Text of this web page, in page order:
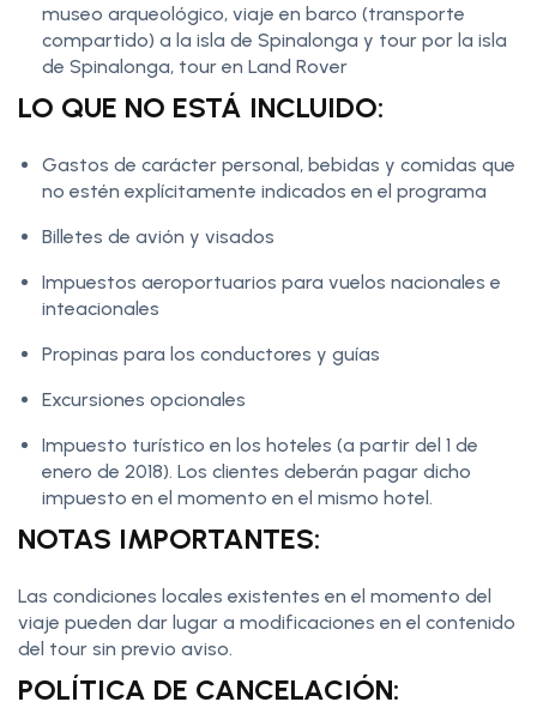
museo arqueológico, viaje en barco (transporte
compartido) a la isla de Spinalonga y tour por la isla
de Spinalonga, tour en Land Rover
LO QUE NO ESTÁ INCLUIDO:
Gastos de carácter personal, bebidas y comidas que
no estén explícitamente indicados en el programa
Billetes de avión y visados
Impuestos aeroportuarios para vuelos nacionales e
inteacionales
Propinas para los conductores y guías
Excursiones opcionales
Impuesto turístico en los hoteles (a partir del 1 de
enero de 2018). Los clientes deberán pagar dicho
impuesto en el momento en el mismo hotel.
NOTAS IMPORTANTES:
Las condiciones locales existentes en el momento del
viaje pueden dar lugar a modificaciones en el contenido
del tour sin previo aviso.
POLÍTICA DE CANCELACIÓN: